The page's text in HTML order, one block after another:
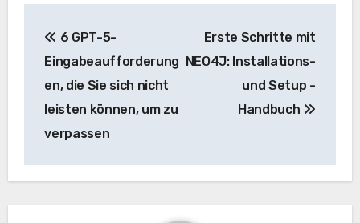
Navigation
6 GPT-5-
Eingabeaufforderung
en, die Sie sich nicht
leisten können, um zu
verpassen
Erste Schritte mit
NEO4J: Installations-
und Setup -
Handbuch